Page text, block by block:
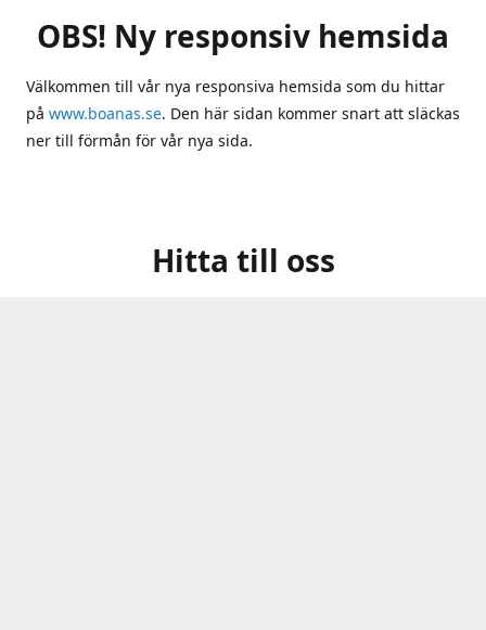
OBS! Ny responsiv hemsida
Välkommen till vår nya responsiva hemsida som du hittar
på www.boanas.se. Den här sidan kommer snart att släckas
ner till förmån för vår nya sida.
Hitta till oss